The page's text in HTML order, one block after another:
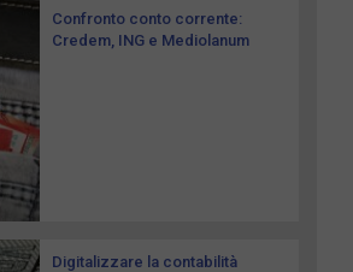
Confronto conto corrente:
Credem, ING e Mediolanum
Digitalizzare la contabilità